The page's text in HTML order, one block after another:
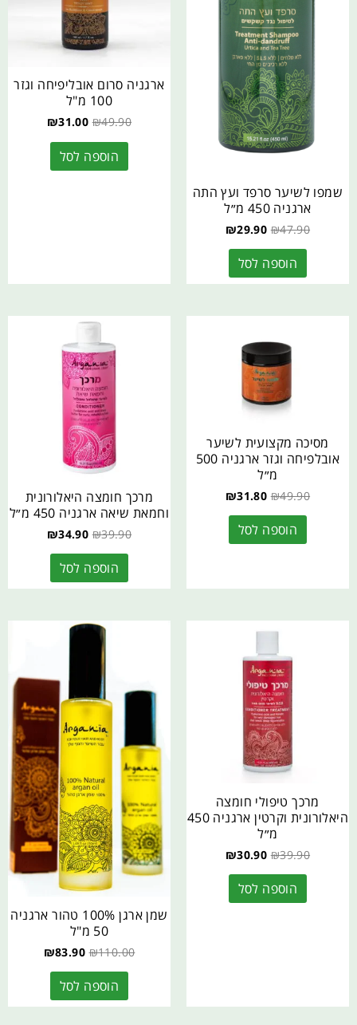
שמפו לשיער סרפד ועץ התה
ארגניה 450 מ״ל
₪47.90
₪29.90
הוספה לסל
ארגניה סרום אובליפיחה וגזר
100 מ"ל
₪49.90
₪31.00
הוספה לסל
מסיכה מקצועית לשיער
אובלפיחה וגזר ארגניה 500
מ״ל
₪49.90
₪31.80
הוספה לסל
מרכך חומצה היאלורונית
וחמאת שיאה ארגניה 450 מ״ל
₪39.90
₪34.90
הוספה לסל
מרכך טיפולי חומצה
היאלורונית וקרטין ארגניה 450
מ״ל
₪39.90
₪30.90
הוספה לסל
שמן ארגן 100% טהור ארגניה
50 מ"ל
₪110.00
₪83.90
הוספה לסל